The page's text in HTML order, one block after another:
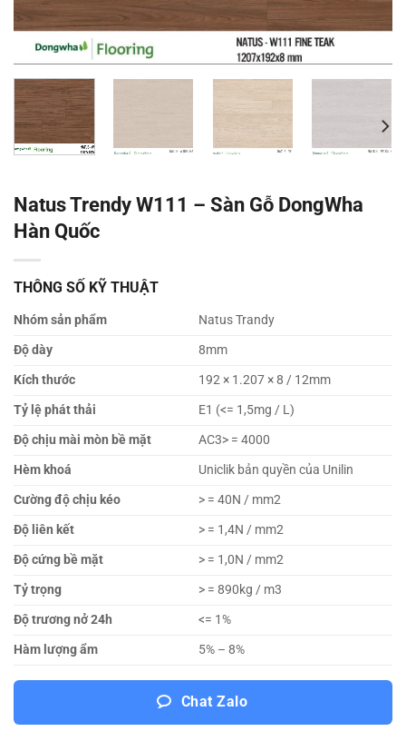
Natus Trendy W111 – Sàn Gỗ DongWha
Hàn Quốc
THÔNG SỐ KỸ THUẬT
Nhóm sản phẩm
Natus Trandy
Độ dày
8mm
Kích thước
192 × 1.207 × 8 / 12mm
Tỷ lệ phát thải
E1 (<= 1,5mg / L)
Độ chịu mài mòn bề mặt
AC3> = 4000
Hèm khoá
Uniclik bản quyền của Unilin
Cường độ chịu kéo
> = 40N / mm2
Độ liên kết
> = 1,4N / mm2
Độ cứng bề mặt
> = 1,0N / mm2
Tỷ trọng
> = 890kg / m3
Độ trương nở 24h
<= 1%
Hàm lượng ẩm
5% – 8%
Chat Zalo